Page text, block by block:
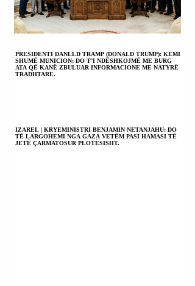
PRESIDENTI DANLLD TRAMP (DONALD TRUMP): KEMI
SHUMË MUNICION; DO T’I NDËSHKOJMË ME BURG
ATA QË KANË ZBULUAR INFORMACIONE ME NATYRË
TRADHTARE.
IZAREL | KRYEMINISTRI BENJAMIN NETANJAHU: DO
TË LARGOHEMI NGA GAZA VETËM PASI HAMASI TË
JETË ÇARMATOSUR PLOTËSISHT.